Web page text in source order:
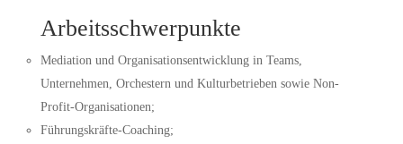
Arbeitsschwerpunkte
Mediation und Organisationsentwicklung in Teams,
Unternehmen, Orchestern und Kulturbetrieben sowie Non-
Profit-Organisationen;
Führungskräfte-Coaching;